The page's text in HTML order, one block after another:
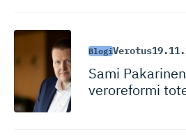
BlogiVerotus
Sami
veroreformi